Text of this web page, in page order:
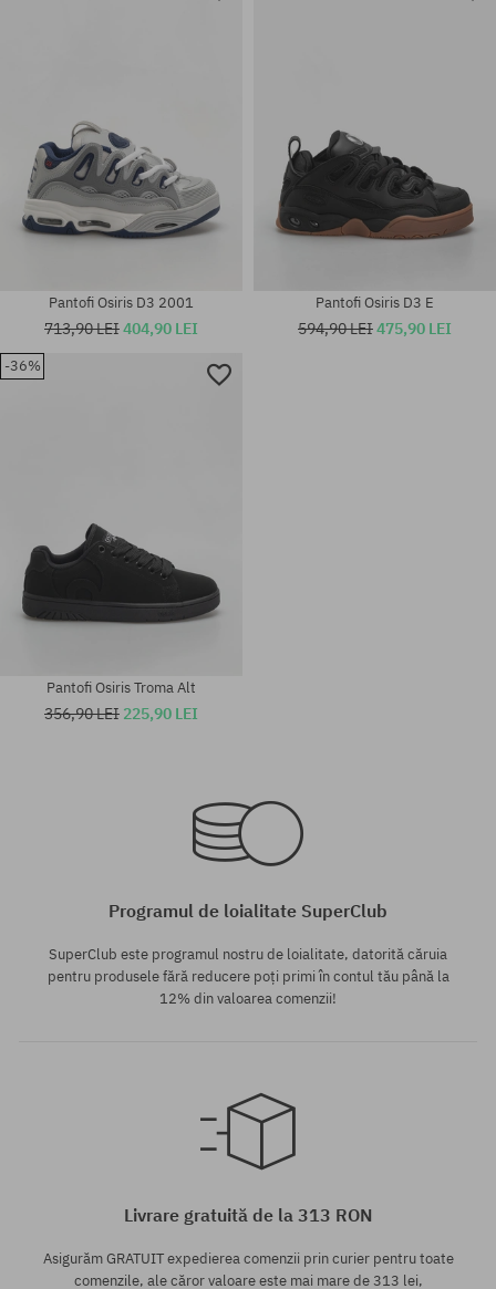
Pantofi Osiris D3 2001
713,90 LEI404,90 LEI
47
Pantofi Osiris D3 E
594,90 LEI475,90 LEI
-36%
Pantofi Osiris Troma Alt
356,90 LEI 225,90 LEI
Programul de loialitate SuperClub
SuperClub este programul nostru de loialitate, datorită căruia
pentru produsele fără reducere poți primi în contul tău până la
12% din valoarea comenzii!
Livrare gratuită de la 313 RON
Asigurăm GRATUIT expedierea comenzii prin curier pentru toate
comenzile, ale căror valoare este mai mare de 313 lei,